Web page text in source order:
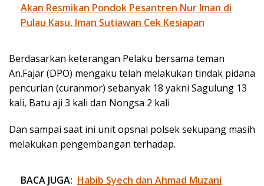
Akan Resmikan Pondok Pesantren Nur Iman di
Pulau Kasu, Iman Sutiawan Cek Kesiapan
Berdasarkan keterangan Pelaku bersama teman
An.Fajar (DPO) mengaku telah melakukan tindak pidana
pencurian (curanmor) sebanyak 18 yakni Sagulung 13
kali, Batu aji 3 kali dan Nongsa 2 kali
Dan sampai saat ini unit opsnal polsek sekupang masih
melakukan pengembangan terhadap.
BACA JUGA: Habib Syech dan Ahmad Muzani